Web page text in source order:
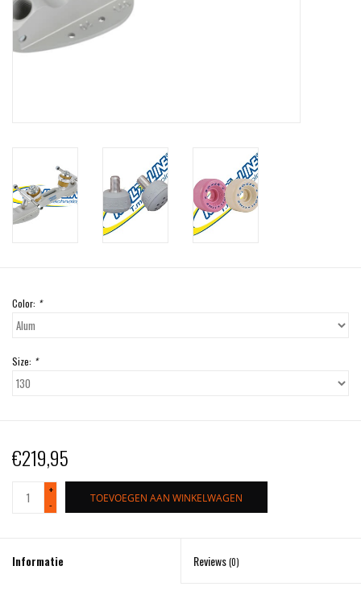
Gift Card
Color: *
Size: *
€219,95
+
-
TOEVOEGEN AAN WINKELWAGEN
Informatie Reviews(0)